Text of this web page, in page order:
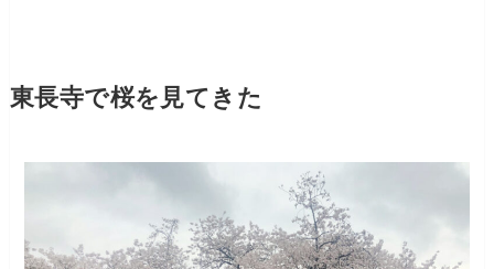
東長寺で桜を見てきた